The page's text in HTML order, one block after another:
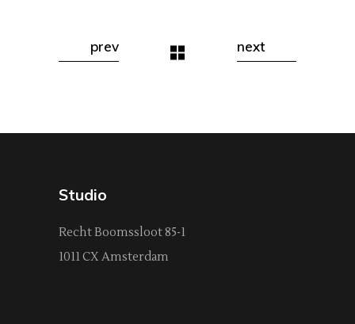
prev next
Studio
Recht Boomssloot 85-1
1011 CX Amsterdam